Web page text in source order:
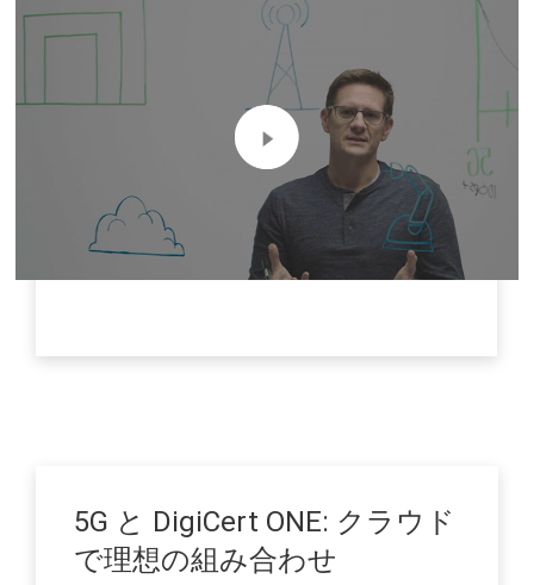
5G と DigiCert ONE: クラウド
で理想の組み合わせ